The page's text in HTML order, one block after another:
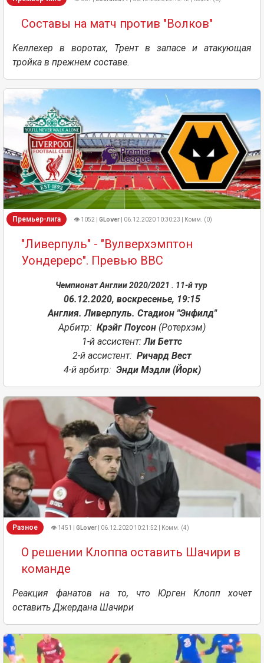
Составы на матч против "Волков"
Келлехер в воротах, Трент в запасе и атакующая
тройка в прежнем составе.
Премьер-лига 👁 1052 | GLover | 06.12.2020 10:30:23 | Комм. (0)
"Ливерпуль" - "Вулверхэмптон
Уондерерс". Превью ВВС
Чемпионат Англии 2020/2021 . 11-й тур
06.12.2020, воскресенье, 19:15
Англия. Ливерпуль. Стадион "Энфилд"
Арбитр: Крэйг Поусон (Ротерхэм)
1-й ассистент:Ли Беттс
2-й ассистент: Ричард Вест
4-й арбитр: Энди Мэдли (Йорк)
Разное 👁 1451 | GLover | 06.12.2020 10:21:52 | Комм. (4)
О решении Клоппа оставить Шачири в
команде
Реакция фанатов на то, что Юрген Клопп хочет
оставить Джердана Шачири